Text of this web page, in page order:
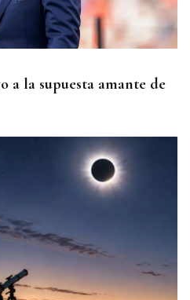
a la supuesta amante de